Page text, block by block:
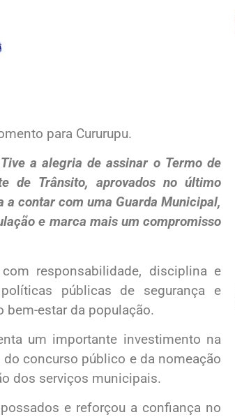
para Cururupu.
a alegria de assinar o Termo de
de Trânsito, aprovados no último
contar com uma Guarda Municipal,
e marca mais um compromisso
responsabilidade, disciplina e
públicas de segurança e
estar da população.
um importante investimento na
concurso público e da nomeação
dos serviços municipais.
e reforçou a confiança no